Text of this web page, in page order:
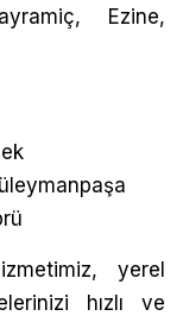
Ezine,
yerel
hızlı ve